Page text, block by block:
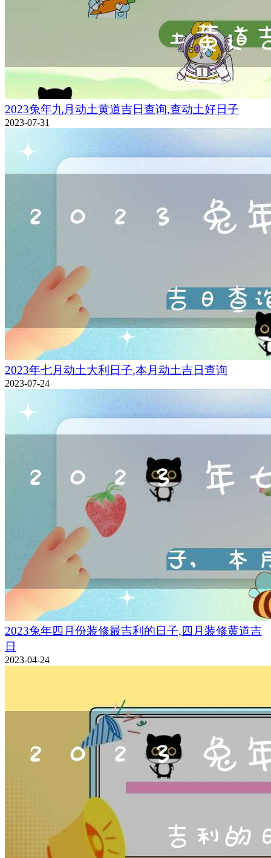
2023兔年九月动土黄道吉日查询,查动土好日子
2023-07-31
2023年七月动土大利日子,本月动土吉日查询
2023-07-24
2023兔年四月份装修最吉利的日子,四月装修黄道吉
日
2023-04-24